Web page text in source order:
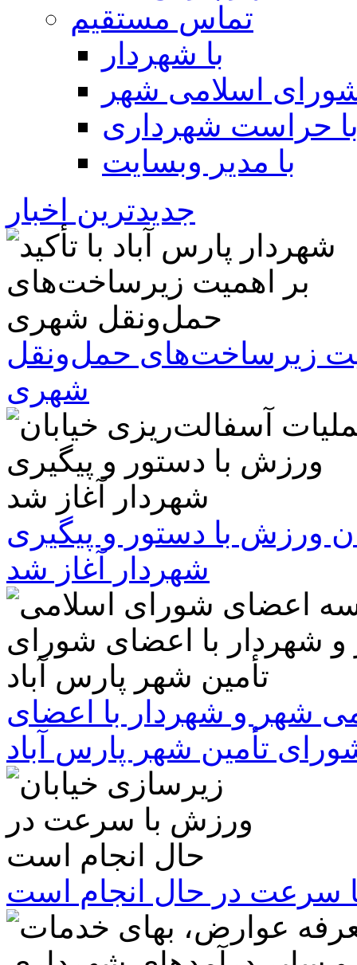
تماس مستقیم
با شهردار
اسلامی شهر
حراست شهرداری
با مدیر وبسایت
جدیدترین اخبار
زیرساخت‌های حمل‌ونقل
شهری
ورزش با دستور و پیگیری
شهردار آغاز شد
شهر و شهردار با اعضای
تأمین شهر پارس آباد
سرعت در حال انجام است